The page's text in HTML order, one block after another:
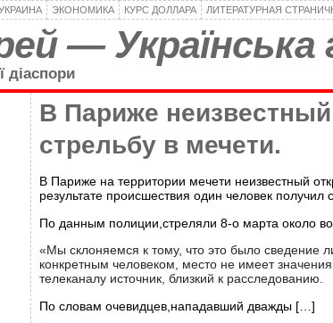
ЭКОНОМИКА КУРС ДОЛЛАРА ЛИТЕРАТУРНАЯ
— Українська
діаспори
В Париже
стрельбу в мечети.
В Париже на территории мечети неизвестный
результате происшествия один человек получил
По данным полиции,стреляли 8-о марта около
«Мы склоняемся к тому, что это было сведение
конкретным человеком, место не имеет
телеканалу источник, близкий к расследованию.
По словам очевидцев,нападавший дважды […]